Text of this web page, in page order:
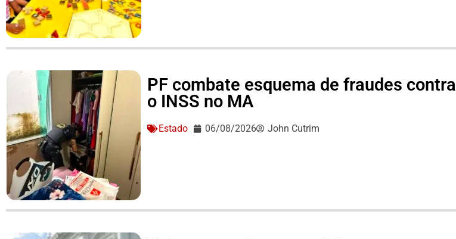
PF combate esquema de fraudes contra
o INSS no MA
Estado 06/08/2026 John Cutrim